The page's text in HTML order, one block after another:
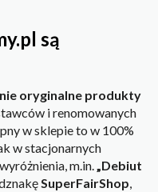
są
oryginalne produkty
i renomowanych
w sklepie to w 100%
w stacjonarnych
m.in.„Debiut
SuperFairShop,